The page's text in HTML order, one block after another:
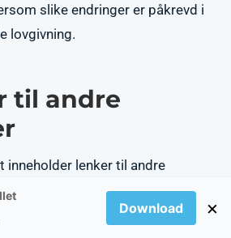
slike endringer er påkrevd i
lovgivning.
til andre
inneholder lenker til andre
gjelder for
våre, så når
Download ×